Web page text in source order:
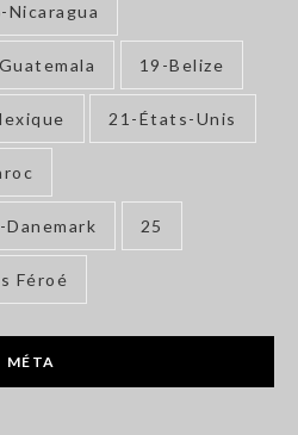
Nicaragua
19-Belize
21-États-Unis
25
Féroé
MÉTA